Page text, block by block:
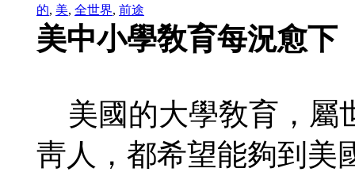
的, 美, 全世界, 前途
美中小學敎育每況愈下
美國的大學敎育，屬
靑人，都希望能夠到美